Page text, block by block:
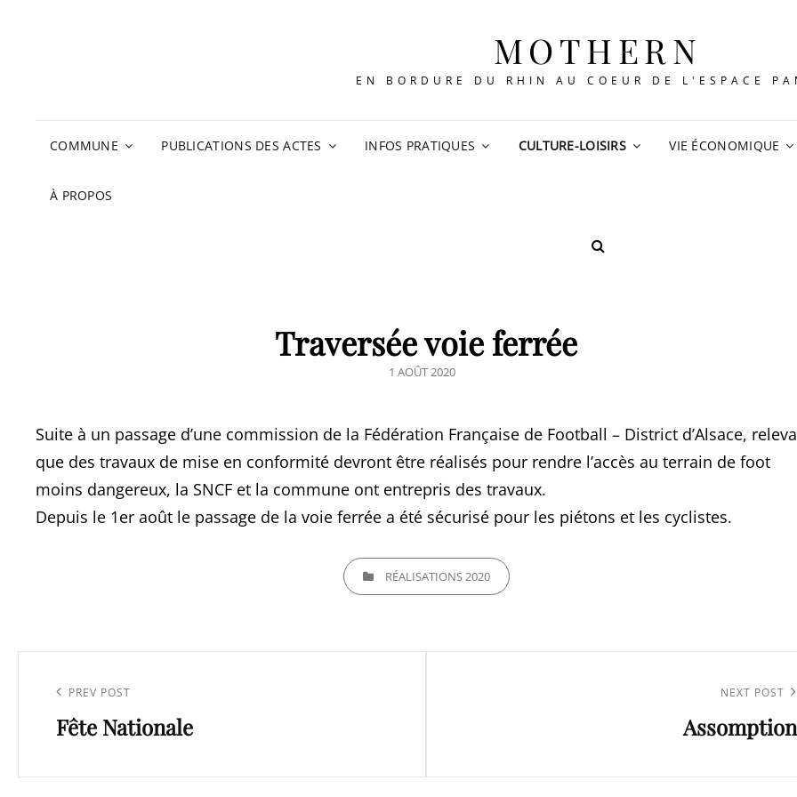
MOTHERN
EN BORDURE DU RHIN AU COEUR DE L'ESPACE
COMMUNE PUBLICATIONS DES ACTES INFOS PRATIQUES CULTURE-LOISIRS VIE ÉCONOMIQUE
À PROPOS
SEARCH
Traversée voie ferrée
POSTED
1 AOÛT 2020
Suite à un passage d’une commission de la Fédération Française de Football – District d’Alsace,
que des travaux de mise en conformité devront être réalisés pour rendre l’accès au terrain de foot
moins dangereux, la SNCF et la commune ont entrepris des travaux.
Depuis le 1er août le passage de la voie ferrée a été sécurisé pour les piétons et les cyclistes.
CATEGORIESRÉALISATIONS 2020
l’article
Previous
Post
PREV POST
Fête Nationale
NEXT POST
Assomption